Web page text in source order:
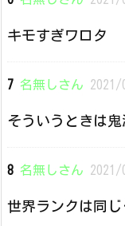
キモすぎワロタ
7 名無しさん 2021/
そういうときは
8 名無しさん
世界ランクは同じ